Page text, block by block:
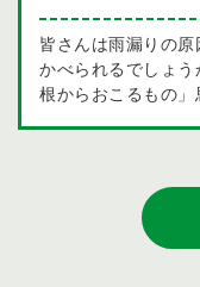
応じて様々な工法が
い 塗装工事と防水
にあります。 塗装
し、建物の外観を整
工事は機能性を重
水工事では特に水
まとめ 塗装工事と
おいて非常に重要
す。 ・剥がれ・浮
塗膜やシートの剥
す。内部への漏水
なります。 ・天井
る場合はすでに防
ます。 ・コーキン
ングが打ってある
出てきます。 いく
皆さんは雨漏りの
かべられるでしょ
根からおこるもの
すい場所のひとつ
きな箇所なので、
箇所になるのです